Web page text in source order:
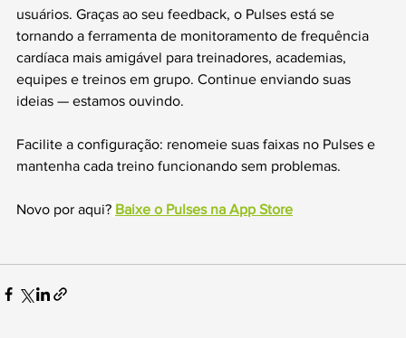
usuários. Graças ao seu feedback, o Pulses está se
tornando a ferramenta de monitoramento de frequência
cardíaca mais amigável para treinadores, academias,
equipes e treinos em grupo. Continue enviando suas
ideias — estamos ouvindo.
Facilite a configuração: renomeie suas faixas no Pulses e
mantenha cada treino funcionando sem problemas.
Novo por aqui? Baixe o Pulses na App Store